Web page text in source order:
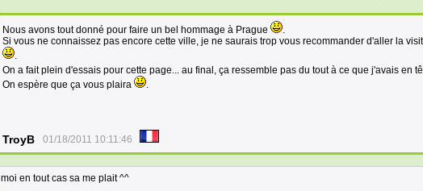
Nous avons tout donné pour faire un bel hommage à Prague
.
Si vous ne connaissez pas encore cette ville, je ne saurais trop vous recommander d'aller la
.
On a fait plein d'essais pour cette page... au final, ça ressemble pas du tout à ce que j'avais en
On espère que ça vous plaira
.
TroyB 01/18/2011 10:11:46
moi en tout cas sa me plait ^^